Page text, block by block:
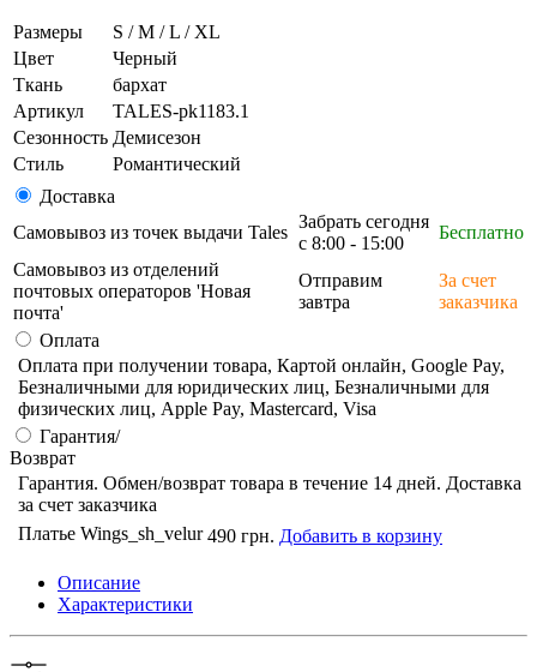
Размеры
S / M / L / XL
Цвет
Черный
Ткань
бархат
Артикул
TALES-pk1183.1
Сезонность Демисезон
Стиль
Романтический
Доставка
Самовывоз из точек выдачи Tales
Забрать сегодня
с 8:00 - 15:00
Бесплатно
Самовывоз из отделений
почтовых операторов 'Новая
почта'
Отправим
завтра
За счет
заказчика
Оплата
Оплата при получении товара, Картой онлайн, Google Pay,
Безналичными для юридических лиц, Безналичными для
физических лиц, Apple Pay, Mastercard, Visa
Гарантия/
Возврат
Гарантия. Обмен/возврат товара в течение 14 дней. Доставка
за счет заказчика
Платье Wings_sh_velur 490 грн. Добавить в корзину
Описание
Характеристики